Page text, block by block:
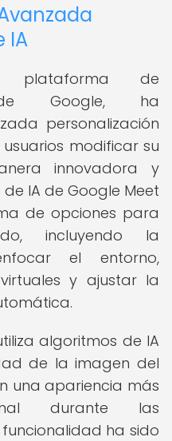
IA
plataforma de
de Google, ha
personalización
modificar su
innovadora y
IA de Google Meet
de opciones para
incluyendo la
el entorno,
y ajustar la
algoritmos de IA
de la imagen del
una apariencia más
durante las
ha sido